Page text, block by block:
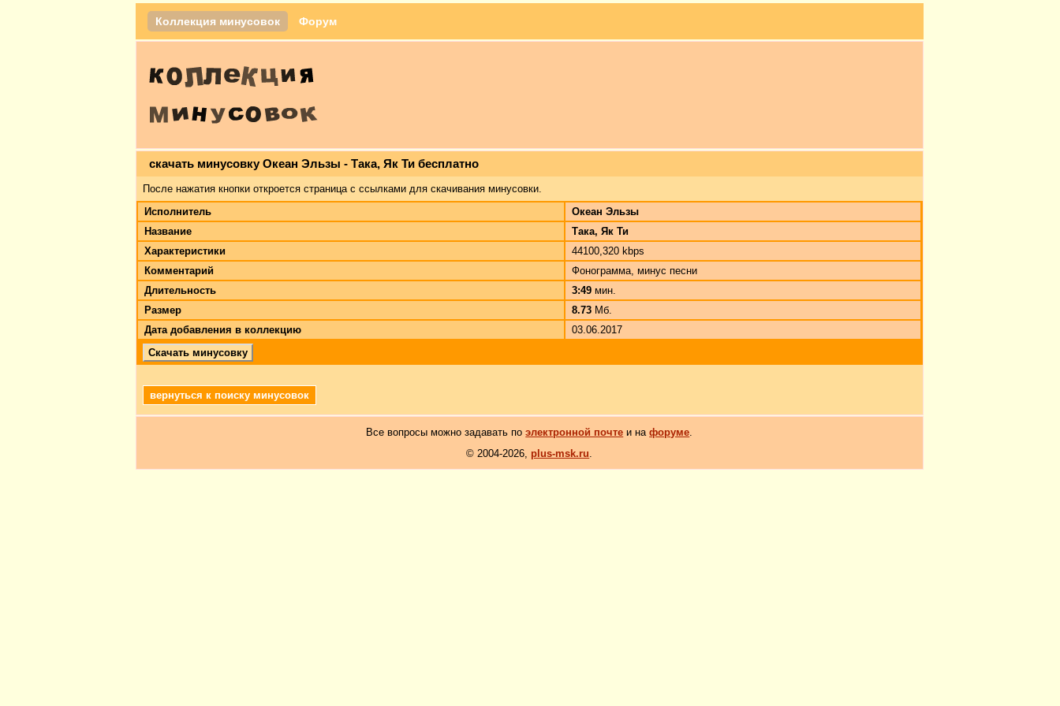
Коллекция минусовок Форум
скачать минусовку Океан Эльзы - Така, Як Ти бесплатно
После нажатия кнопки откроется страница с ссылками для скачивания минусовки.
Исполнитель
Океан Эльзы
Название
Така, Як Ти
Характеристики
44100,320 kbps
Комментарий
Фонограмма, минус песни
Длительность
3:49 мин.
Размер
8.73 Мб.
Дата добавления в коллекцию
03.06.2017
Скачать минусовку
вернуться к поиску минусовок
Все вопросы можно задавать поэлектронной почте и нафоруме.
© 2004-2026, plus-msk.ru.